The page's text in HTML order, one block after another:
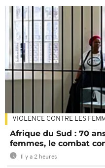
VIOLENCE CONTRE LES
Afrique du Sud : 70
femmes, le combat
Il y a 2 heures